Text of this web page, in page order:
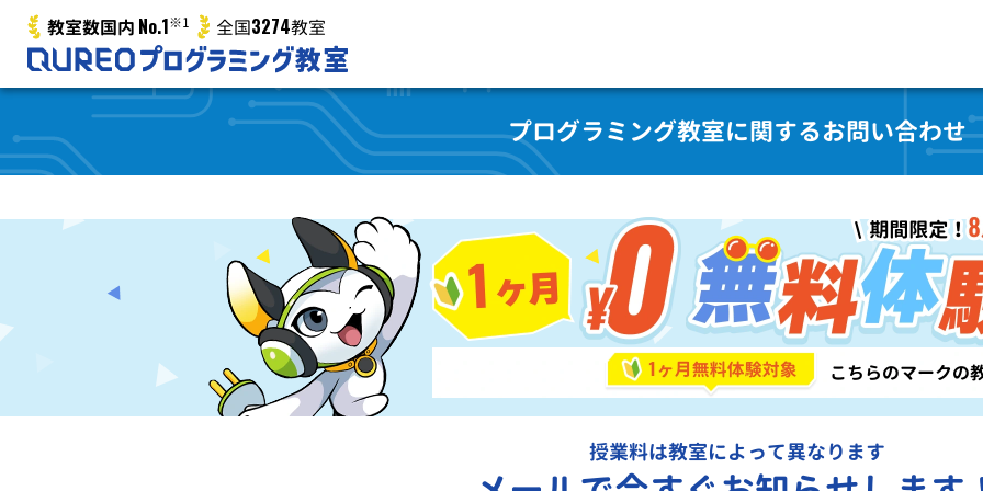
教室数国内 No.1※1 全国3274教室
プログラミング教室に関するお問い合わせ
授業料は教室によって異なります